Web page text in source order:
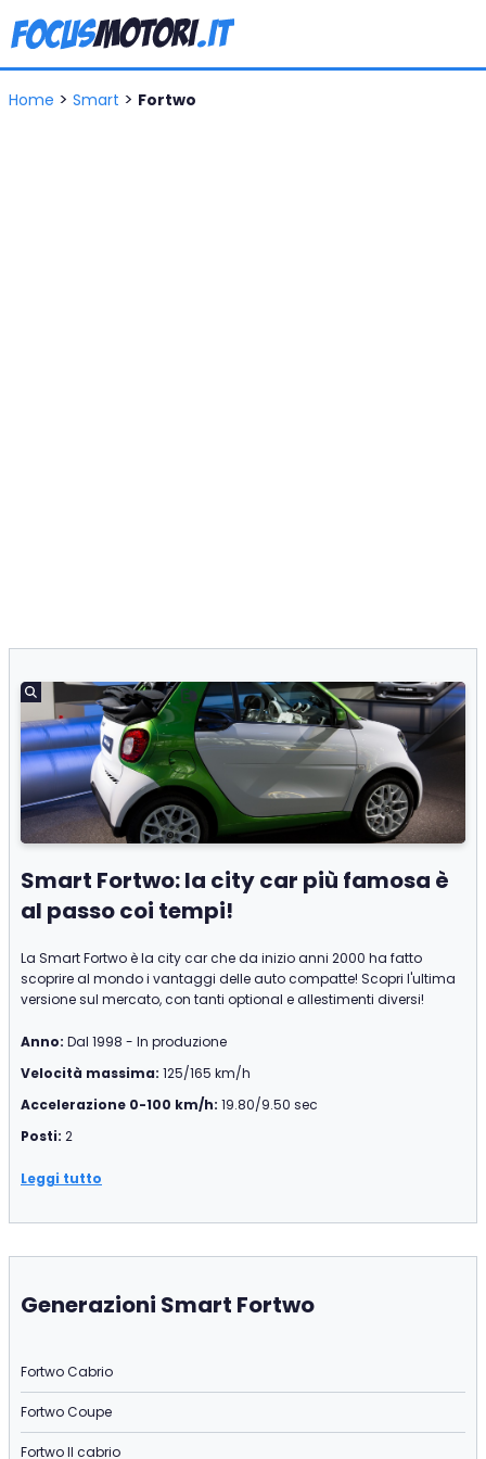
Home > Smart > Fortwo
Smart Fortwo: la city car più famosa è
al passo coi tempi!
La Smart Fortwo è la city car che da inizio anni 2000 ha fatto
scoprire al mondo i vantaggi delle auto compatte! Scopri l'ultima
versione sul mercato, con tanti optional e allestimenti diversi!
Anno: Dal 1998 - In produzione
Velocità massima: 125/165 km/h
Accelerazione 0-100 km/h: 19.80/9.50 sec
Posti: 2
Leggi tutto
Generazioni Smart Fortwo
Fortwo Cabrio
Fortwo Coupe
Fortwo II cabrio